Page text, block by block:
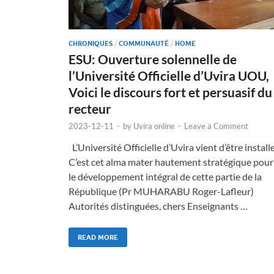
CHRONIQUES / COMMUNAUTÉ / HOME
ESU: Ouverture solennelle de
l’Université Officielle d’Uvira UOU,
Voici le discours fort et persuasif du
recteur
2023-12-11 - by Uvira online - Leave a Comment
L’Université Officielle d’Uvira vient d’être
C’est cet alma mater hautement stratégique pour
le développement intégral de cette partie de la
République (Pr MUHARABU Roger-Lafleur)
Autorités distinguées, chers Enseignants …
READ MORE